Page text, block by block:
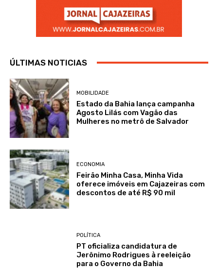
ÚLTIMAS NOTICIAS
MOBILIDADE
Estado da Bahia lança campanha
Agosto Lilás com Vagão das
Mulheres no metrô de Salvador
ECONOMIA
Feirão Minha Casa, Minha Vida
oferece imóveis em Cajazeiras com
descontos de até R$ 90 mil
POLÍTICA
PT oficializa candidatura de
Jerônimo Rodrigues à reeleição
para o Governo da Bahia